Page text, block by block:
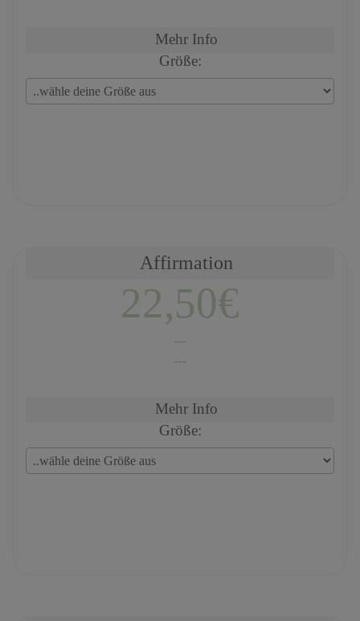
Mehr Info
Größe:
Affirmation
22,50€
---
---
Mehr Info
Größe: